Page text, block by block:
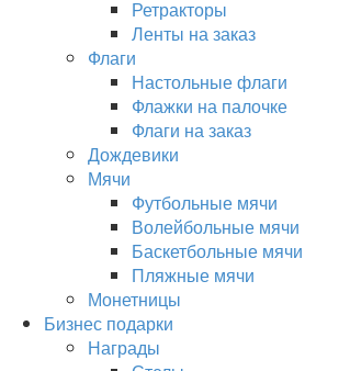
Ретракторы
Ленты на заказ
Флаги
Настольные флаги
Флажки на палочке
Флаги на заказ
Дождевики
Мячи
Футбольные мячи
Волейбольные мячи
Баскетбольные мячи
Пляжные мячи
Монетницы
Бизнес подарки
Награды